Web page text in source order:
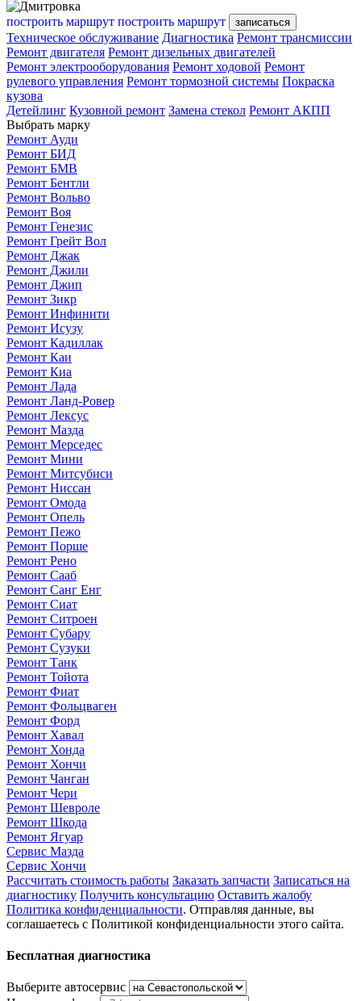
построить маршрут построить маршрут записаться
Техническое обслуживание Диагностика Ремонт трансмиссии
Ремонт двигателя Ремонт дизельных двигателей
Ремонт электрооборудования Ремонт ходовой Ремонт
рулевого управления Ремонт тормозной системы Покраска
кузова
Детейлинг Кузовной ремонт Замена стекол Ремонт АКПП
Выбрать марку
Ремонт Ауди
Ремонт БИД
Ремонт БМВ
Ремонт Бентли
Ремонт Вольво
Ремонт Воя
Ремонт Генезис
Ремонт Грейт Вол
Ремонт Джак
Ремонт Джили
Ремонт Джип
Ремонт Зикр
Ремонт Инфинити
Ремонт Исузу
Ремонт Кадиллак
Ремонт Каи
Ремонт Киа
Ремонт Лада
Ремонт Ланд-Ровер
Ремонт Лексус
Ремонт Мазда
Ремонт Мерседес
Ремонт Мини
Ремонт Митсубиси
Ремонт Ниссан
Ремонт Омода
Ремонт Опель
Ремонт Пежо
Ремонт Порше
Ремонт Рено
Ремонт Сааб
Ремонт Санг Енг
Ремонт Сиат
Ремонт Ситроен
Ремонт Субару
Ремонт Сузуки
Ремонт Танк
Ремонт Тойота
Ремонт Фиат
Ремонт Фольцваген
Ремонт Форд
Ремонт Хавал
Ремонт Хонда
Ремонт Хончи
Ремонт Чанган
Ремонт Чери
Ремонт Шевроле
Ремонт Шкода
Ремонт Ягуар
Сервис Мазда
Сервис Хончи
Рассчитать стоимость работы Заказать запчасти Записаться на
диагностику Получить консультацию Оставить жалобу
Политика конфиденциальности. Отправляя данные, вы
соглашаетесь с Политикой конфиденциальности этого сайта.
Бесплатная диагностика
Выберите автосервис